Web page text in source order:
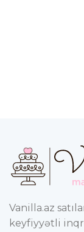
Vanilla.az
keyfiyyətli